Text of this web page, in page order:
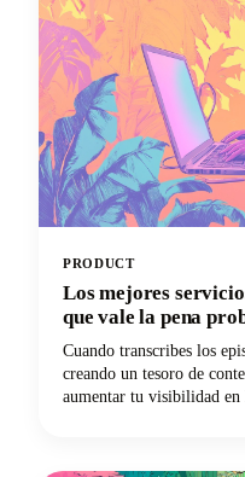
PRODUCT
Los mejores
que vale la pena
Cuando transcribes los
creando un tesoro de
aumentar tu visibilidad en